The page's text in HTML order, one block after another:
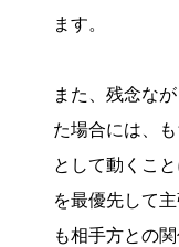
ます。
また、残念な
た場合には、
として動くこ
を最優先して
も相手方との